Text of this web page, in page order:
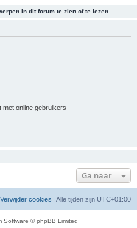
in dit forum te zien of te lezen.
met online gebruikers
Ga naar
Alle tijden zijn UTC+01:00
Verwijder cookies
Software © phpBB Limited